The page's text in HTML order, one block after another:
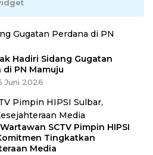
Hadiri Sidang Gugatan
di PN Mamuju
Juni 2026
SCTV Pimpin HIPSI
Tingkatkan
Media